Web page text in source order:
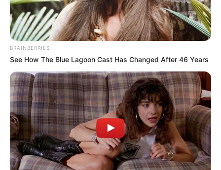
Felrobbant a hazai sztárvilág: Kiara és Stohl
András kapcsolata körül forr a levegő – terhességi
pletykák, egyre több jel, és a rajongók már
névválasztásnál tartanak!
BRAINBERRIES
See How The Blue Lagoon Cast Has Changed After 46 Years